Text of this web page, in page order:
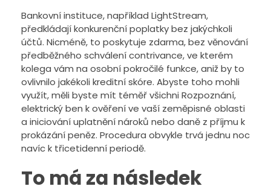
Bankovní instituce, například LightStream,
předkládají konkurenční poplatky bez jakýchkoli
účtů. Nicméně, to poskytuje zdarma, bez věnování
předběžného schválení contrivance, ve kterém
kolega vám na osobní pokročilé funkce, aniž by to
ovlivnilo jakékoli kreditní skóre. Abyste toho mohli
využít, měli byste mít téměř všichni Rozpoznání,
elektrický ben k ověření ve vaší zeměpisné oblasti
a iniciování uplatnění nároků nebo daně z příjmu k
prokázání peněz. Procedura obvykle trvá jednu noc
navíc k třicetidenní periodě.
To má za následek